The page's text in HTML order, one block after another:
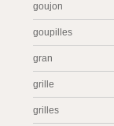
goujon
goupilles
gran
grille
grilles